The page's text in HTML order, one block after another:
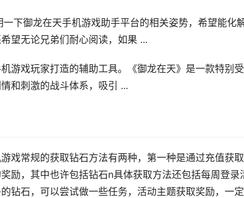
下御龙在天手机游戏助手平台的相关姿势，希望能化
望无论兄弟们耐心阅读，如果 ...
游戏玩家打造的辅助工具。《御龙在天》是一款特别
和刺激的战斗体系，吸引 ...
戏常规的获取钻石方法有两种，第一种是通过充值获取
励，其中也许包括钻石n具体获取方法还包括每周登录
钻石，可以尝试做一些任务，活动主题获取奖励，一